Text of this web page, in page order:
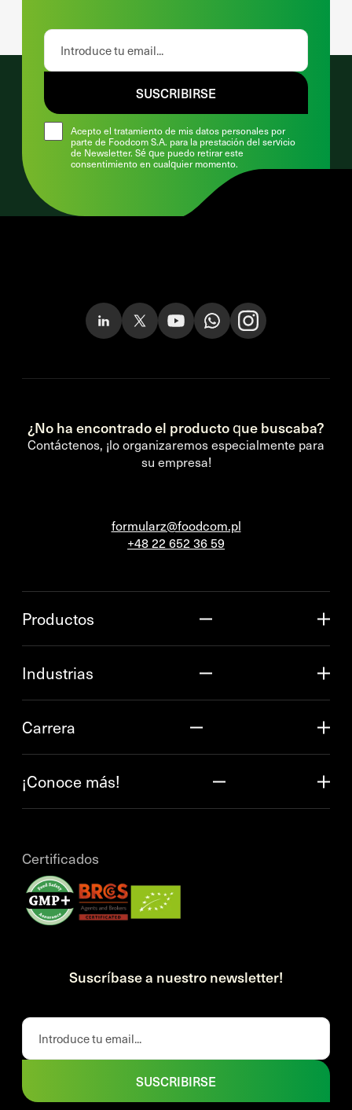
Acepto el tratamiento de mis datos personales por
parte de Foodcom S.A. para la prestación del servicio
de Newsletter. Sé que puedo retirar este
consentimiento en cualquier momento.
SUSCRIBIRSE
¿No ha encontrado el producto que buscaba?
Contáctenos, ¡lo organizaremos especialmente para
su empresa!
formularz@foodcom.pl
+48 22 652 36 59
Productos
Industrias
Carrera
¡Conoce más!
Certificados
Suscríbase a nuestro newsletter!
SUSCRIBIRSE